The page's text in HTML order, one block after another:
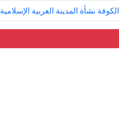
الكوفة نشأة المدينة العربية الإسلامية